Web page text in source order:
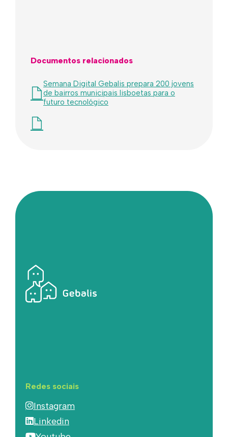
Documentos relacionados
Semana Digital Gebalis prepara 200 jovens
de bairros municipais lisboetas para o
futuro tecnológico
Redes sociais
Instagram
Linkedin